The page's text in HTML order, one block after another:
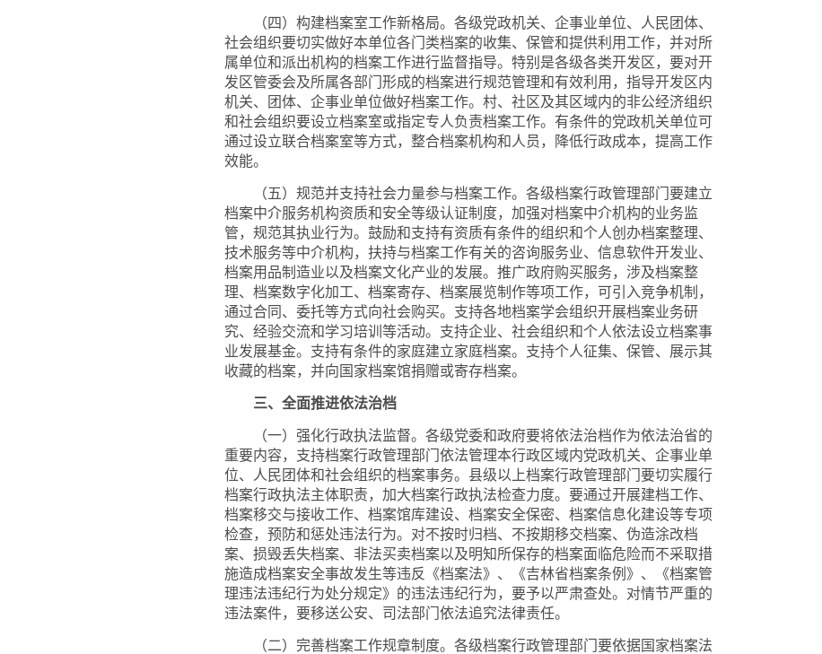
（四）构建档案室工作新格局。各级党政机关、企事业单位、人民团体、
社会组织要切实做好本单位各门类档案的收集、保管和提供利用工作，并对所
属单位和派出机构的档案工作进行监督指导。特别是各级各类开发区，要对开
发区管委会及所属各部门形成的档案进行规范管理和有效利用，指导开发区内
机关、团体、企事业单位做好档案工作。村、社区及其区域内的非公经济组织
和社会组织要设立档案室或指定专人负责档案工作。有条件的党政机关单位可
通过设立联合档案室等方式，整合档案机构和人员，降低行政成本，提高工作
效能。
（五）规范并支持社会力量参与档案工作。各级档案行政管理部门要建立
档案中介服务机构资质和安全等级认证制度，加强对档案中介机构的业务监
管，规范其执业行为。鼓励和支持有资质有条件的组织和个人创办档案整理、
技术服务等中介机构，扶持与档案工作有关的咨询服务业、信息软件开发业、
档案用品制造业以及档案文化产业的发展。推广政府购买服务，涉及档案整
理、档案数字化加工、档案寄存、档案展览制作等项工作，可引入竞争机制，
通过合同、委托等方式向社会购买。支持各地档案学会组织开展档案业务研
究、经验交流和学习培训等活动。支持企业、社会组织和个人依法设立档案事
业发展基金。支持有条件的家庭建立家庭档案。支持个人征集、保管、展示其
收藏的档案，并向国家档案馆捐赠或寄存档案。
三、全面推进依法治档
（一）强化行政执法监督。各级党委和政府要将依法治档作为依法治省的
重要内容，支持档案行政管理部门依法管理本行政区域内党政机关、企事业单
位、人民团体和社会组织的档案事务。县级以上档案行政管理部门要切实履行
档案行政执法主体职责，加大档案行政执法检查力度。要通过开展建档工作、
档案移交与接收工作、档案馆库建设、档案安全保密、档案信息化建设等专项
检查，预防和惩处违法行为。对不按时归档、不按期移交档案、伪造涂改档
案、损毁丢失档案、非法买卖档案以及明知所保存的档案面临危险而不采取措
施造成档案安全事故发生等违反《档案法》、《吉林省档案条例》、《档案管
理违法违纪行为处分规定》的违法违纪行为，要予以严肃查处。对情节严重的
违法案件，要移送公安、司法部门依法追究法律责任。
（二）完善档案工作规章制度。各级档案行政管理部门要依据国家档案法